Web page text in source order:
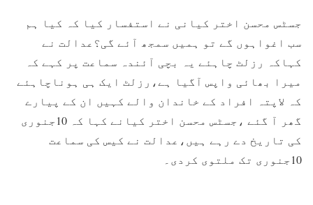
جسٹس محسن اختر کیانی نے استفسار کیا کہ کیا ہم
سب اغواہوں گے تو ہمیں سمجھ آئے گی؟عدالت نے
کہاکہ رزلٹ چاہئے یہ بچی آئندہ سماعت پر کہے کہ
میرا بھائی واپس آگیا ہے،رزلٹ ایک ہی ہوناچاہئے
کہ لاپتہ افراد کے خاندان والے کہیں ان کے پیارے
گھر آ گئے ،جسٹس محسن اختر کیانے کہا کہ 10جنوری
کی تاریخ دے رہے ہیں،عدالت نے کیس کی سماعت
10جنوری تک ملتوی کردی۔